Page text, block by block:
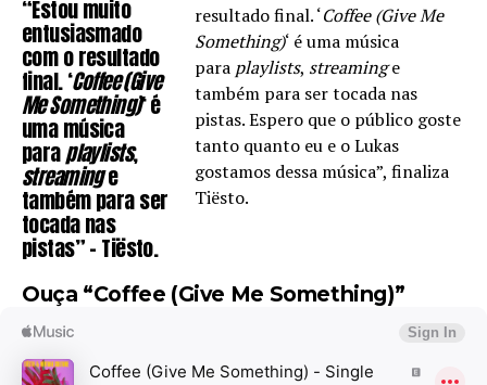
“Estou muito
entusiasmado
com o resultado
final. ‘Coffee (Give
Me Something)‘ é
uma música
paraplaylists,
streaminge
também para ser
tocada nas
pistas” – Tiësto.
resultado final. ‘Coffee (Give Me
Something)‘ é uma música
para playlists, streaminge
também para ser tocada nas
pistas. Espero que o público goste
tanto quanto eu e o Lukas
gostamos dessa música”, finaliza
Tiësto.
Ouça “Coffee (Give Me Something)”